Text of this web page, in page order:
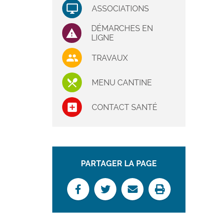
ASSOCIATIONS
DÉMARCHES EN
LIGNE
TRAVAUX
MENU CANTINE
CONTACT SANTÉ
PARTAGER LA PAGE